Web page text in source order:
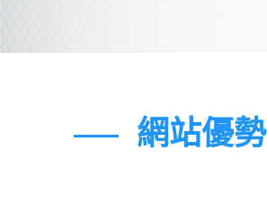
網站優勢